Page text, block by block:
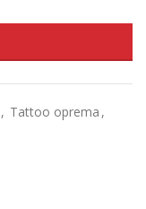
, Tattoo oprema ,